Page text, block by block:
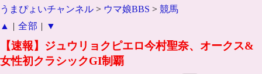
うまぴょいチャンネル > ウマ娘BBS > 競馬
▲
| 全部 | ▼
【速報】ジュウリョクピエロ今村聖奈、オークス&
女性初クラシックGI制覇